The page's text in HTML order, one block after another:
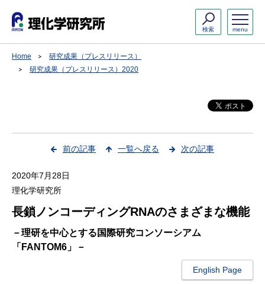
menu
検索
Home
研究成果（プレスリリース）
研究成果（プレスリリース）2020
前の記事 一覧へ戻る 次の記事
2020年7月28日
理化学研究所
長鎖ノンコーディングRNAのさまざまな機能
－理研を中心とする国際研究コンソーシアム
「FANTOM6」－
English Page